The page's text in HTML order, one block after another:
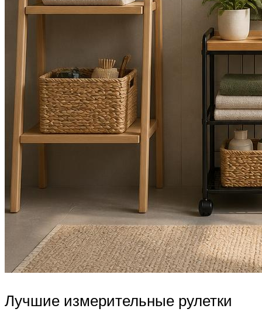
Лучшие измерительные рулетки